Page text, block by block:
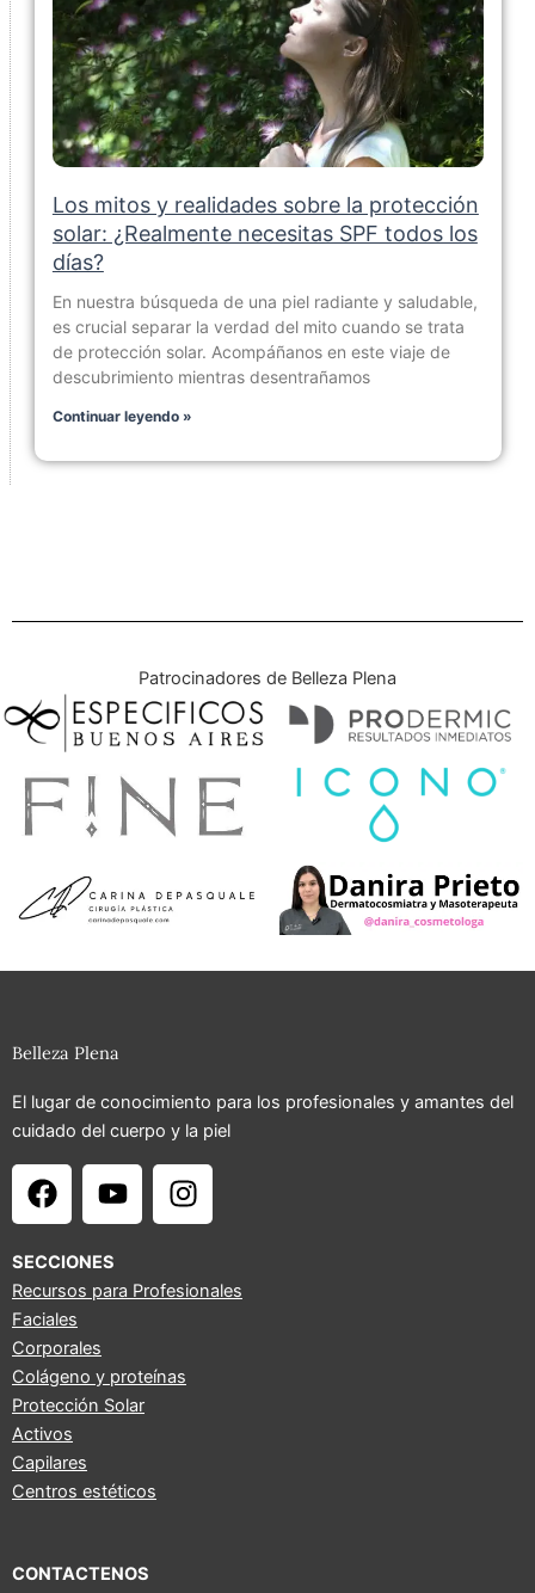
Los mitos y realidades sobre la protección
solar: ¿Realmente necesitas SPF todos los
días?
En nuestra búsqueda de una piel radiante y saludable,
es crucial separar la verdad del mito cuando se trata
de protección solar. Acompáñanos en este viaje de
descubrimiento mientras desentrañamos
Continuar leyendo »
Patrocinadores de Belleza Plena
Belleza Plena
El lugar de conocimiento para los profesionales y amantes del
cuidado del cuerpo y la piel
F
a
e
b
o
o
k
Y
o
t
u
I
n
a
a
SECCIONES
Recursos para Profesionales
Faciales
Corporales
Colágeno y proteínas
Protección Solar
Activos
Capilares
Centros estéticos
CONTACTENOS